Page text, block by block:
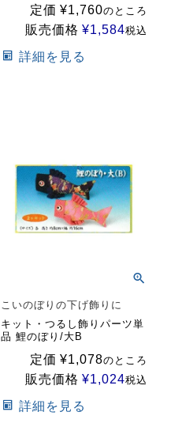
定価 ¥1,760のところ
販売価格 ¥1,584税込
詳細を見る
こいのぼりの下げ飾りに
キット・つるし飾りパーツ単
品 鯉のぼり/大B
定価 ¥1,078のところ
販売価格 ¥1,024税込
詳細を見る